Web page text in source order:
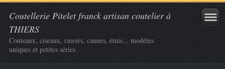
Coutellerie Pitelet franck artisan coutelier à
THIERS
Couteaux, ciseaux, rasoirs, cannes, étuis... modèles
uniques et petites séries